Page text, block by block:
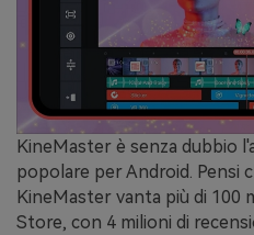
KineMaster è senza dubbio
popolare per Android. Pensi
KineMaster vanta più di 100
Store, con 4 milioni di